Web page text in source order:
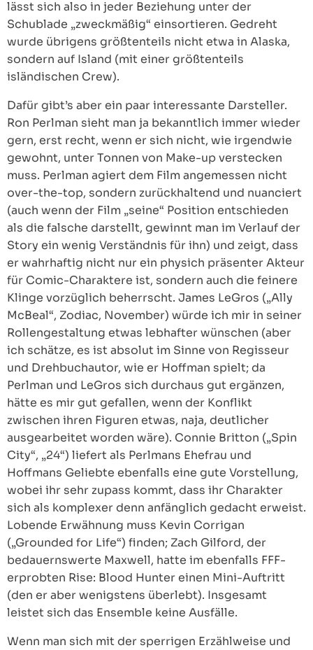
lässt sich also in jeder Beziehung unter der
Schublade „zweckmäßig“ einsortieren. Gedreht
wurde übrigens größtenteils nicht etwa in Alaska,
sondern auf Island (mit einer größtenteils
isländischen Crew).
Dafür gibt’s aber ein paar interessante Darsteller.
Ron Perlman sieht man ja bekanntlich immer wieder
gern, erst recht, wenn er sich nicht, wie irgendwie
gewohnt, unter Tonnen von Make-up verstecken
muss. Perlman agiert dem Film angemessen nicht
over-the-top, sondern zurückhaltend und nuanciert
(auch wenn der Film „seine“ Position entschieden
als die falsche darstellt, gewinnt man im Verlauf der
Story ein wenig Verständnis für ihn) und zeigt, dass
er wahrhaftig nicht nur ein physich präsenter Akteur
für Comic-Charaktere ist, sondern auch die feinere
Klinge vorzüglich beherrscht. James LeGros („Ally
McBeal“, Zodiac, November) würde ich mir in seiner
Rollengestaltung etwas lebhafter wünschen (aber
ich schätze, es ist absolut im Sinne von Regisseur
und Drehbuchautor, wie er Hoffman spielt; da
Perlman und LeGros sich durchaus gut ergänzen,
hätte es mir gut gefallen, wenn der Konflikt
zwischen ihren Figuren etwas, naja, deutlicher
ausgearbeitet worden wäre). Connie Britton („Spin
City“, „24“) liefert als Perlmans Ehefrau und
Hoffmans Geliebte ebenfalls eine gute Vorstellung,
wobei ihr sehr zupass kommt, dass ihr Charakter
sich als komplexer denn anfänglich gedacht erweist.
Lobende Erwähnung muss Kevin Corrigan
(„Grounded for Life“) finden; Zach Gilford, der
bedauernswerte Maxwell, hatte im ebenfalls FFF-
erprobten Rise: Blood Hunter einen Mini-Auftritt
(den er aber wenigstens überlebt). Insgesamt
leistet sich das Ensemble keine Ausfälle.
Wenn man sich mit der sperrigen Erzählweise und